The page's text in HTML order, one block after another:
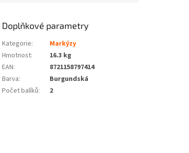
Doplňkové parametry
Kategorie:
Markýzy
Hmotnost:
16.3 kg
EAN:
8721158797414
Barva:
Burgundská
Počet balíků: 2